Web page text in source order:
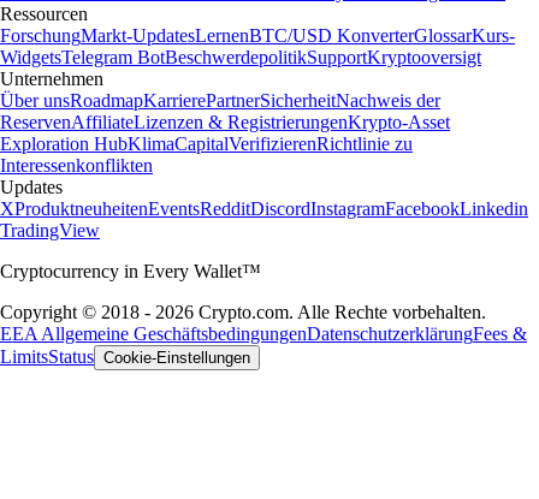
Ressourcen
ForschungMarkt-UpdatesLernenBTC/USD KonverterGlossarKurs-
WidgetsTelegram BotBeschwerdepolitikSupportKryptooversigt
Unternehmen
Über unsRoadmapKarrierePartnerSicherheitNachweis der
ReservenAffiliateLizenzen & RegistrierungenKrypto-Asset
Exploration HubKlimaCapitalVerifizierenRichtlinie zu
Interessenkonflikten
Updates
XProduktneuheitenEventsRedditDiscordInstagramFacebookLinkedin
TradingView
Cryptocurrency in Every Wallet™
Copyright © 2018 - 2026 Crypto.com. Alle Rechte vorbehalten.
EEA Allgemeine GeschäftsbedingungenDatenschutzerklärungFees &
LimitsStatus Cookie-Einstellungen